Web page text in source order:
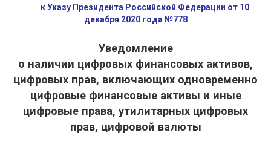
к Указу Президента Российской Федерации от 10
декабря 2020 года №778
Уведомление
о наличии цифровых финансовых активов,
цифровых прав, включающих одновременно
цифровые финансовые активы и иные
цифровые права, утилитарных цифровых
прав, цифровой валюты